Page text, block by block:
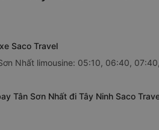
Saco Travel
Nhất limousine: 05:10, 06:40,
Tân Sơn Nhất đi Tây Ninh Saco